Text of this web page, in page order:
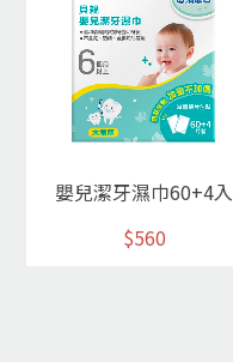
嬰兒潔牙濕巾60+4入
$560